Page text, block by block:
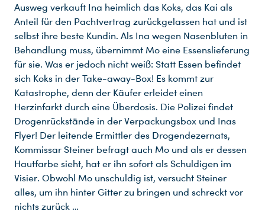
Ausweg verkauft Ina heimlich das Koks, das Kai als
Anteil für den Pachtvertrag zurückgelassen hat und ist
selbst ihre beste Kundin. Als Ina wegen Nasenbluten in
Behandlung muss, übernimmt Mo eine Essenslieferung
für sie. Was er jedoch nicht weiß: Statt Essen befindet
sich Koks in der Take-away-Box! Es kommt zur
Katastrophe, denn der Käufer erleidet einen
Herzinfarkt durch eine Überdosis. Die Polizei findet
Drogenrückstände in der Verpackungsbox und Inas
Flyer! Der leitende Ermittler des Drogendezernats,
Kommissar Steiner befragt auch Mo und als er dessen
Hautfarbe sieht, hat er ihn sofort als Schuldigen im
Visier. Obwohl Mo unschuldig ist, versucht Steiner
alles, um ihn hinter Gitter zu bringen und schreckt vor
nichts zurück …